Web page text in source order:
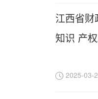
江西省
知识 产
2025-03-